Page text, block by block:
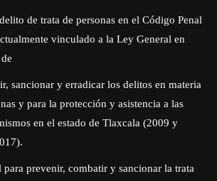
de trata de personas en el Código Penal
vinculado a la Ley General en
sancionar y erradicar los delitos en materia
y para la protección y asistencia a las
en el estado de Tlaxcala (2009 y
para prevenir, combatir y sancionar la trata